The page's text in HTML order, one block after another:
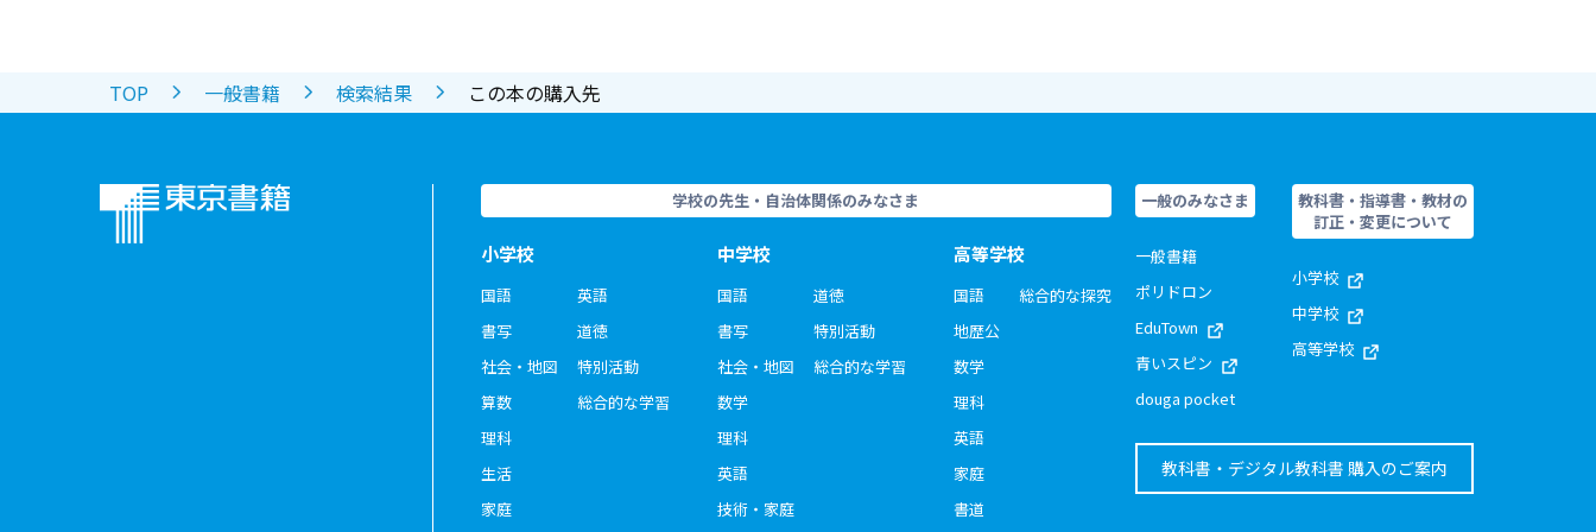
TOP 一般書籍 検索結果 この本の購入先
学校の先生・自治体関係のみなさま
小学校
国語
書写
社会・地図
算数
理科
生活
家庭
英語
道徳
特別活動
総合的な学習
中学校
国語
書写
社会・地図
数学
理科
英語
技術・家庭
道徳
特別活動
総合的な学習
高等学校
国語
地歴公
数学
理科
英語
家庭
書道
総合的な探究
一般のみなさま
一般書籍
ポリドロン
EduTown
青いスピン
douga pocket
教科書・指導書・教材の
訂正・変更について
小学校
中学校
高等学校
教科書・デジタル教科書 購入のご案内